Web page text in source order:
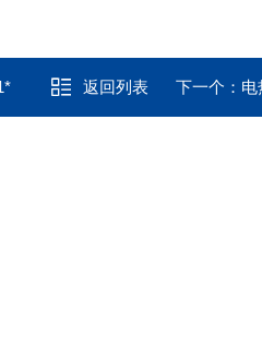
返回列表 下一个： 电